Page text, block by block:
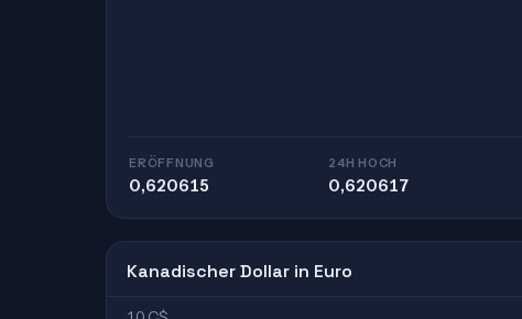
ERÖFFNUNG
0,620615
24H HOCH
0,620617
Kanadischer Dollar in Euro